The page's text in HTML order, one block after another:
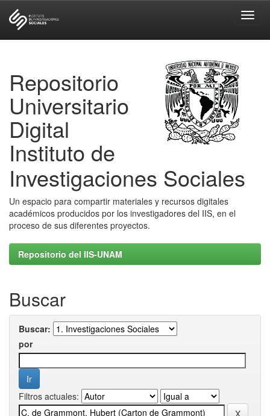
Repositorio
Universitario
Digital
Instituto de
Investigaciones Sociales
Un espacio para compartir materiales y recursos digitales
académicos producidos por los investigadores del IIS, en el
proceso de sus diferentes proyectos.
Repositorio del IIS-UNAM
Buscar
Buscar:
por
Filtros actuales: